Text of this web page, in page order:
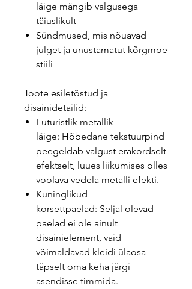
läige mängib valgusega
täiuslikult
Sündmused, mis nõuavad
julget ja unustamatut kõrgmoe
stiili
Toote esiletõstud ja
disainidetailid:
Futuristlik metallik-
läige: Hõbedane tekstuurpind
peegeldab valgust erakordselt
efektselt, luues liikumises olles
voolava vedela metalli efekti.
Kuninglikud
korsettpaelad: Seljal olevad
paelad ei ole ainult
disainielement, vaid
võimaldavad kleidi ülaosa
täpselt oma keha järgi
asendisse timmida.